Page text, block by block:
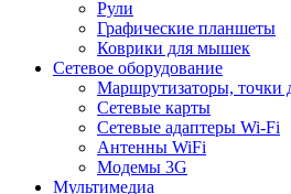
Рули
Графические планшеты
Коврики для мышек
Сетевое оборудование
Маршрутизаторы, точки
Сетевые карты
Сетевые адаптеры Wi-Fi
Антенны WiFi
Модемы 3G
Мультимедиа